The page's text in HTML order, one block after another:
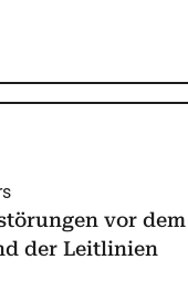
vor dem
der Leitlinien